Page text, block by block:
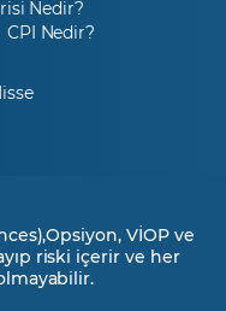
Nedir?
CPI Nedir?
VİOP ve
riski içerir ve her